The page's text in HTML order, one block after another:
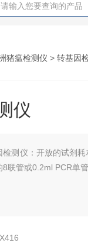
猪瘟检测仪 > 转基因
仪
检测仪：开放的试剂
联管或0.2ml PCR单管